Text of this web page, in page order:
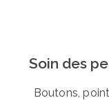
Soin des
Boutons,